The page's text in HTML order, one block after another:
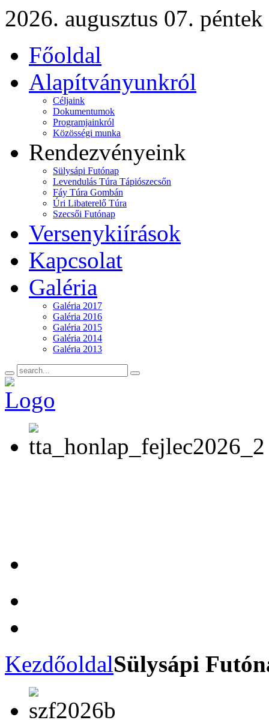
2026. augusztus 07. péntek
Főoldal
Alapítványunkról
Céljaink
Dokumentumok
Programjainkról
Közösségi munka
Rendezvényeink
Sülysápi Futónap
Levendulás Túra Tápiószecsőn
Fáy Túra Gombán
Úri Libaterelő Túra
Szecsői Futónap
Versenykiírások
Kapcsolat
Galéria
Galéria 2017
Galéria 2016
Galéria 2015
Galéria 2014
Galéria 2013
KezdőoldalSülysápi